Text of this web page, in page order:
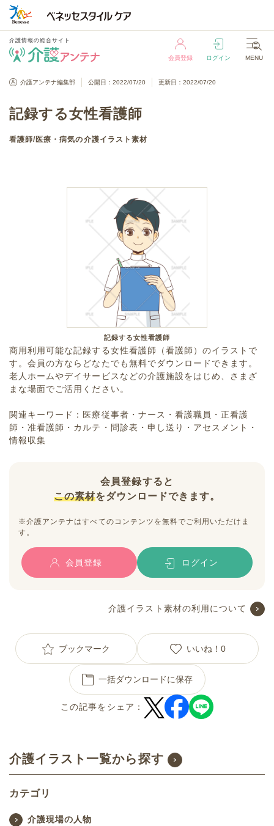
介護情報の総合サイト
会員登録 ログイン MENU
介護情報の総合サイト
介護アンテナ編集部 公開日：2022/07/20 更新日：2022/07/20
記録する女性看護師
看護師/医療・病気の介護イラスト素材
記録する女性看護師
商用利用可能な記録する女性看護師（看護師）のイラストで
す。会員の方ならどなたでも無料でダウンロードできます。
老人ホームやデイサービスなどの介護施設をはじめ、さまざ
まな場面でご活用ください。
関連キーワード：医療従事者・ナース・看護職員・正看護
師・准看護師・カルテ・問診表・申し送り・アセスメント・
情報収集
会員登録すると
この素材をダウンロードできます。
※介護アンテナはすべてのコンテンツを無料でご利用いただけま
す。
会員登録 ログイン
介護イラスト素材の利用について
ブックマーク いいね！ 0
一括ダウンロードに保存
この記事をシェア：
介護イラスト一覧から探す
カテゴリ
介護現場の人物